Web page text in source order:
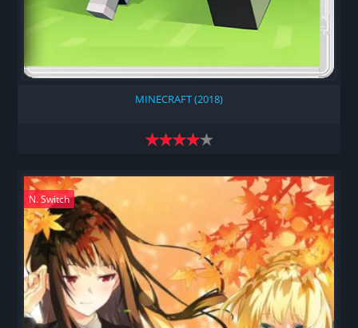
MINECRAFT (2018)
N. Switch